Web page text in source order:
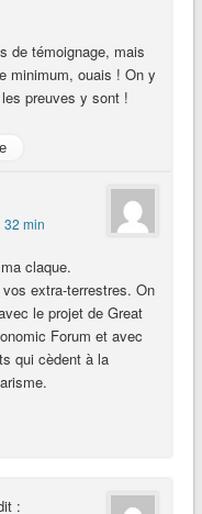
de témoignage, mais
minimum, ouais ! On y
preuves y sont !
32 min
claque.
extra-terrestres. On
le projet de Great
Forum et avec
qui cèdent à la
: